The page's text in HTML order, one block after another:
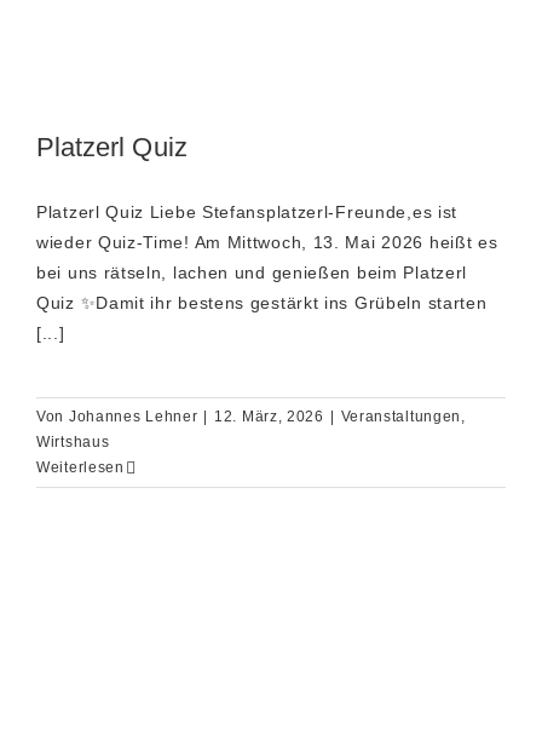
Platzerl Quiz
Platzerl Quiz Liebe Stefansplatzerl-Freunde,es ist
wieder Quiz-Time! Am Mittwoch, 13. Mai 2026 heißt es
bei uns rätseln, lachen und genießen beim Platzerl
Quiz ✨Damit ihr bestens gestärkt ins Grübeln starten
[...]
Von Johannes Lehner | 12. März, 2026 | Veranstaltungen
Wirtshaus
Weiterlesen